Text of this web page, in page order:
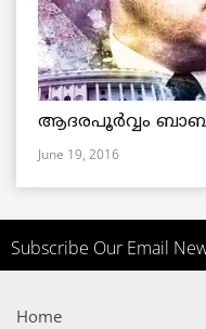
ആദരപൂര്‍വ്വം
June 19, 2016
Subscribe Our Email
Home